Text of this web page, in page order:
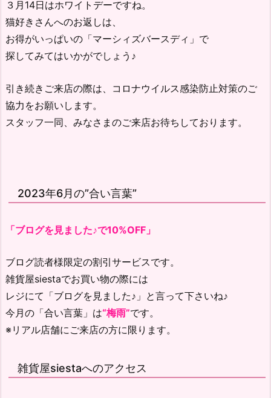
３月14日はホワイトデーですね。
猫好きさんへのお返しは、
お得がいっぱいの「マーシィズバースディ」で
探してみてはいかがでしょう♪
引き続きご来店の際は、コロナウイルス感染防止対策のご
協力をお願いします。
スタッフ一同、みなさまのご来店お待ちしております。
2023年6月の”合い言葉”
「ブログを見ました♪で10%OFF」
ブログ読者様限定の割引サービスです。
雑貨屋siestaでお買い物の際には
レジにて「ブログを見ました♪」と言って下さいね♪
今月の「合い言葉」は“梅雨”です。
※リアル店舗にご来店の方に限ります。
雑貨屋siestaへのアクセス